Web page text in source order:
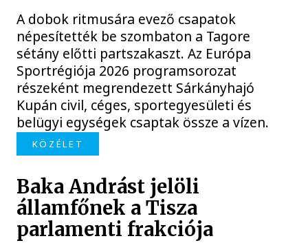
A dobok ritmusára evező csapatok
népesítették be szombaton a Tagore
sétány előtti partszakaszt. Az Európa
Sportrégiója 2026 programsorozat
részeként megrendezett Sárkányhajó
Kupán civil, céges, sportegyesületi és
belügyi egységek csaptak össze a vízen.
KÖZÉLET
Baka Andrást jelöli
államfőnek a Tisza
parlamenti frakciója